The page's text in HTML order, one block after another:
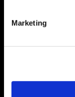
Marketing